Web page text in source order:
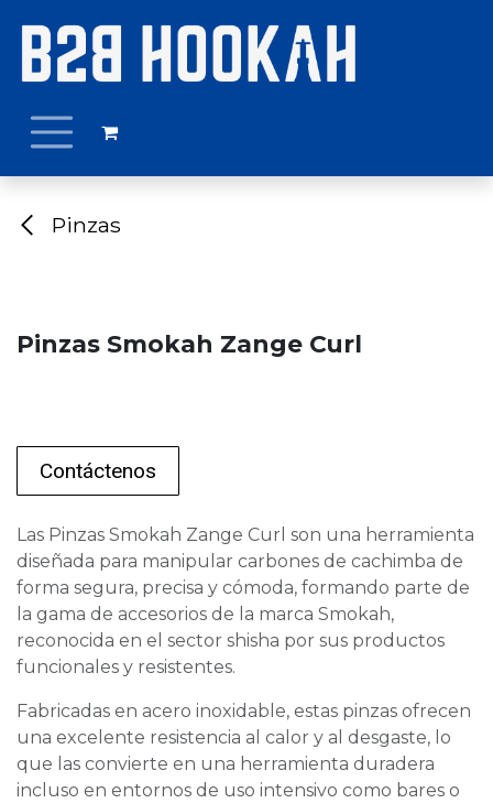
Pinzas
Pinzas Smokah Zange Curl
Contáctenos
Las Pinzas Smokah Zange Curl son una herramienta
diseñada para manipular carbones de cachimba de
forma segura, precisa y cómoda, formando parte de
la gama de accesorios de la marca Smokah,
reconocida en el sector shisha por sus productos
funcionales y resistentes.
Fabricadas en acero inoxidable, estas pinzas ofrecen
una excelente resistencia al calor y al desgaste, lo
que las convierte en una herramienta duradera
incluso en entornos de uso intensivo como bares o